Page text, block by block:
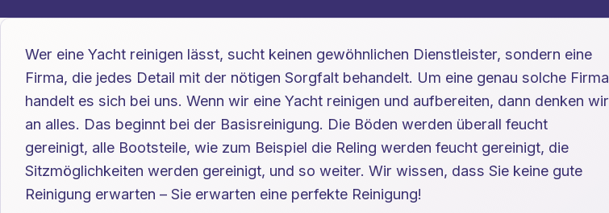
Wer eine Yacht reinigen lässt, sucht keinen gewöhnlichen Dienstleister, sondern eine
Firma, die jedes Detail mit der nötigen Sorgfalt behandelt. Um eine genau solche Firma
handelt es sich bei uns. Wenn wir eine Yacht reinigen und aufbereiten, dann denken wir
an alles. Das beginnt bei der Basisreinigung. Die Böden werden überall feucht
gereinigt, alle Bootsteile, wie zum Beispiel die Reling werden feucht gereinigt, die
Sitzmöglichkeiten werden gereinigt, und so weiter. Wir wissen, dass Sie keine gute
Reinigung erwarten – Sie erwarten eine perfekte Reinigung!